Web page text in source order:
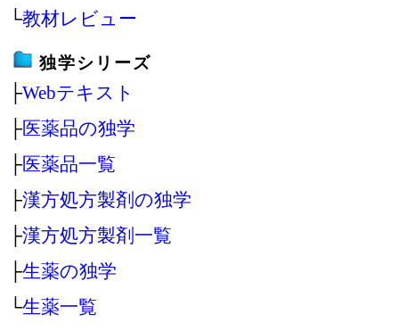
└教材レビュー
独学シリーズ
├Webテキスト
├医薬品の独学
├医薬品一覧
├漢方処方製剤の独学
├漢方処方製剤一覧
├生薬の独学
└生薬一覧